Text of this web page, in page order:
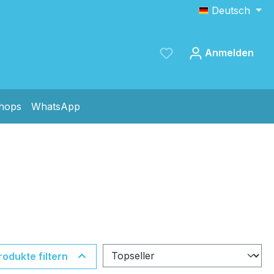
Deutsch
Anmelden
WhatsApp
filtern